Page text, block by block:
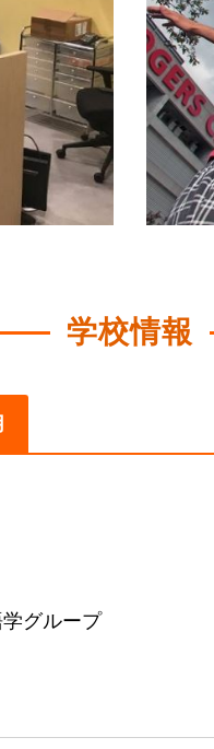
学校情報
グループ